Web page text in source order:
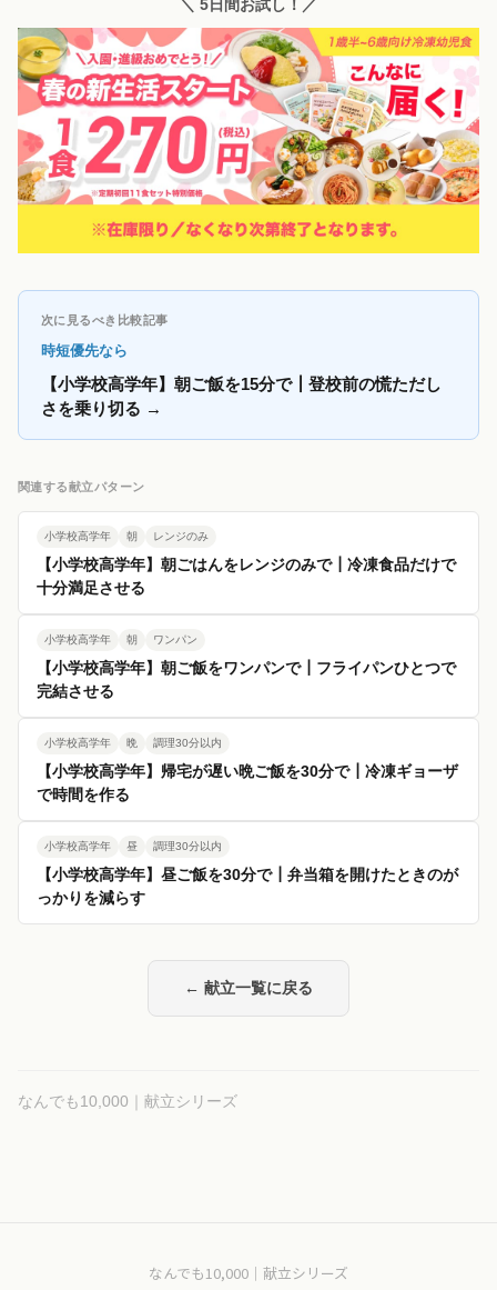
＼ 5日間お試し！／
次に見るべき比較記事
時短優先なら
【小学校高学年】朝ご飯を15分で┃登校前の慌ただし
さを乗り切る →
関連する献立パターン
小学校高学年 朝 レンジのみ
【小学校高学年】朝ごはんをレンジのみで┃冷凍食品だけで
十分満足させる
小学校高学年 朝 ワンパン
【小学校高学年】朝ご飯をワンパンで┃フライパンひとつで
完結させる
小学校高学年 晩 調理30分以内
【小学校高学年】帰宅が遅い晩ご飯を30分で┃冷凍ギョーザ
で時間を作る
小学校高学年 昼 調理30分以内
【小学校高学年】昼ご飯を30分で┃弁当箱を開けたときのが
っかりを減らす
← 献立一覧に戻る
なんでも10,000｜献立シリーズ
なんでも10,000｜献立シリーズ